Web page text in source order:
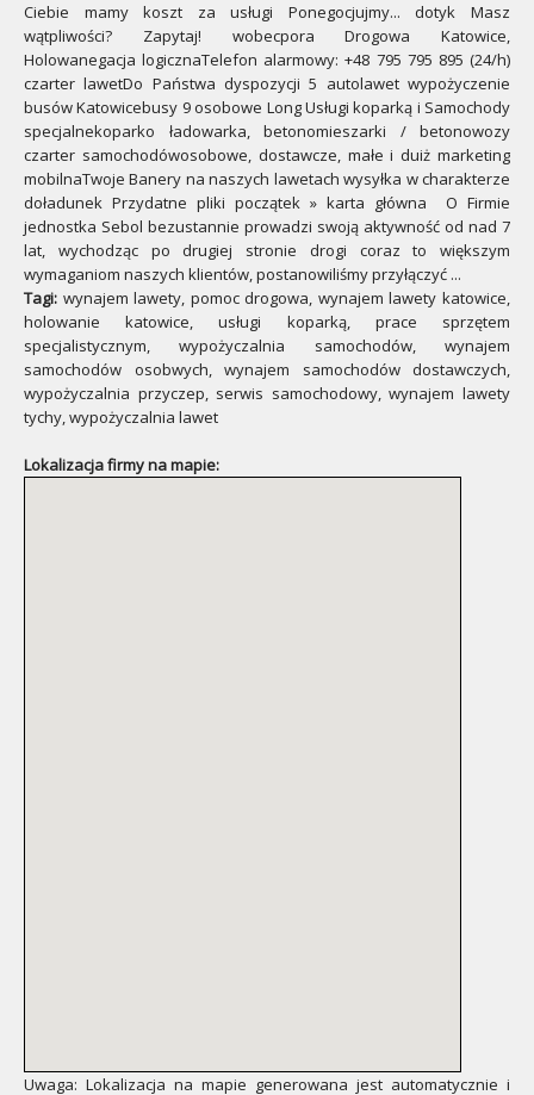
Ciebie mamy koszt za usługi Ponegocjujmy... dotyk Masz
wątpliwości? Zapytaj! wobecpora Drogowa Katowice,
Holowanegacja logicznaTelefon alarmowy: +48 795 795 895 (24/h)
czarter lawetDo Państwa dyspozycji 5 autolawet wypożyczenie
busów Katowicebusy 9 osobowe Long Usługi koparką i Samochody
specjalnekoparko ładowarka, betonomieszarki / betonowozy
czarter samochodówosobowe, dostawcze, małe i duiż marketing
mobilnaTwoje Banery na naszych lawetach wysyłka w charakterze
doładunek Przydatne pliki początek » karta główna O Firmie
jednostka Sebol bezustannie prowadzi swoją aktywność od nad 7
lat, wychodząc po drugiej stronie drogi coraz to większym
wymaganiom naszych klientów, postanowiliśmy przyłączyć ...
Tagi: wynajem lawety, pomoc drogowa, wynajem lawety katowice,
holowanie katowice, usługi koparką, prace sprzętem
specjalistycznym, wypożyczalnia samochodów, wynajem
samochodów osobwych, wynajem samochodów dostawczych,
wypożyczalnia przyczep, serwis samochodowy, wynajem lawety
tychy, wypożyczalnia lawet
Lokalizacja firmy na mapie:
Uwaga: Lokalizacja na mapie generowana jest automatycznie i